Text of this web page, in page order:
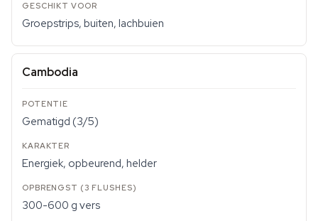
Groepstrips, buiten, lachbuien
Cambodia
Gematigd (3/5)
Energiek, opbeurend, helder
300-600 g vers